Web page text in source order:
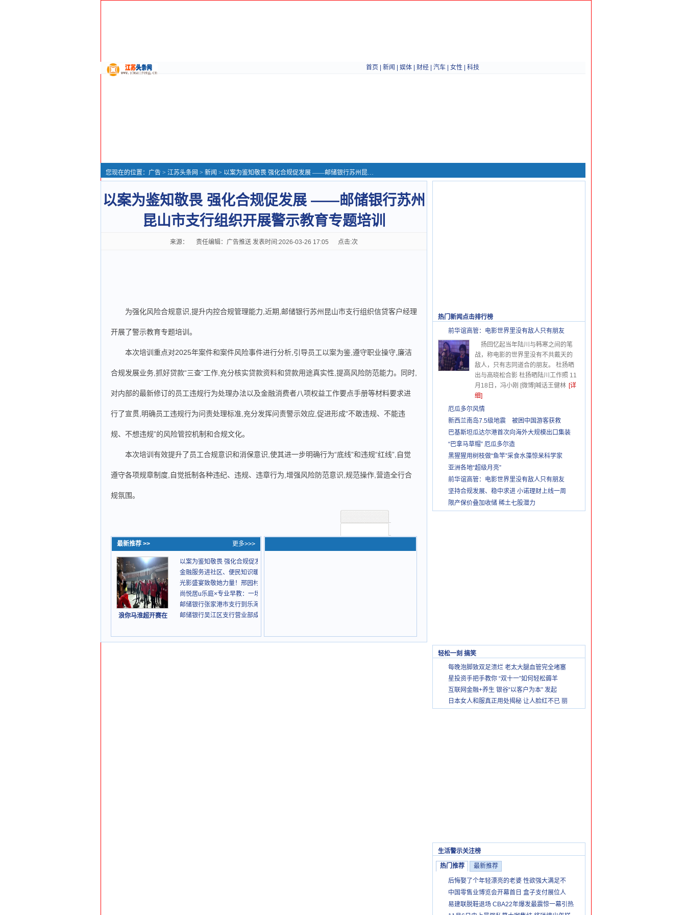
首页 新闻 娱体 财经 汽车 女性 科技
您现在的位置： 广告 > 江苏头条网 > 新闻 > 以案为鉴知敬畏 强化合规促发展 ——邮储银行苏州昆山市支行组织开展警示教育专题培训
以案为鉴知敬畏 强化合规促发展 ——邮储银行苏州
昆山市支行组织开展警示教育专题培训
来源： 责任编辑：广告推送 发表时间:2026-03-26 17:05 点击:次
为强化风险合规意识,提升内控合规管理能力,近期,邮储银行苏州昆山市支行组织信贷客户经理
开展了警示教育专题培训。
本次培训重点对2025年案件和案件风险事件进行分析,引导员工以案为鉴,遵守职业操守,廉洁
合规发展业务,抓好贷款“三查”工作,充分核实贷款资料和贷款用途真实性,提高风险防范能力。同时,
对内部的最新修订的员工违规行为处理办法以及金融消费者八项权益工作要点手册等材料要求进
行了宣贯,明确员工违规行为问责处理标准,充分发挥问责警示效应,促进形成“不敢违规、不能违
规、不想违规”的风险管控机制和合规文化。
本次培训有效提升了员工合规意识和消保意识,使其进一步明确行为“底线”和违规“红线”,自觉
遵守各项规章制度,自觉抵制各种违纪、违规、违章行为,增强风险防范意识,规范操作,营造全行合
规氛围。
最新推荐 >> 更多>>>
浪你马淮超开赛在
以案为鉴知敬畏 强化合规促发展 ——邮储银行苏州昆山市支行组
金融服务进社区、便民知识暖人心 ——邮储银行昆山张浦支行开展
光影盛宴致敬她力量！邢园村“芳华映初心”观影活动温情落幕
尚悦居u乐庭×专业早教：一场重新定义“社区服务”的亲子实验
邮储银行张家港市支行到乐海社区金融宣教
邮储银行吴江区支行营业部成功协助公安机关抓获嫌疑人
热门新闻点击排行榜
前华谊高管：电影世界里没有敌人只有朋友
扬回忆起当年陆川与韩寒之间的笔
战，称电影的世界里没有不共戴天的
敌人，只有志同道合的朋友。 杜扬晒
出与高晓松合影 杜扬晒陆川工作照 11
月18日，冯小刚 [微博]喊话王健林 [详
细]
厄瓜多尔风情
新西兰南岛7.5级地震 被困中国游客获救
巴基斯坦瓜达尔港首次向海外大规模出口集装
“巴拿马草帽” 厄瓜多尔造
黑猩猩用树枝做“鱼竿”采食水藻惊呆科学家
亚洲各地“超级月亮”
前华谊高管：电影世界里没有敌人只有朋友
坚持合规发展、稳中求进 小诺理财上线一周
限产保价叠加收储 稀土七股潜力
轻松一刻 搞笑
每晚泡脚致双足溃烂 老太大腿血管完全堵塞
星投资手把手教你 “双十一”如何轻松薅羊
互联网金融+养生 银谷“以客户为本” 发起
日本女人和服真正用处揭秘 让人脸红不已 丽
生活警示关注榜
热门推荐 最新推荐
后悔娶了个年轻漂亮的老婆 性欲强大满足不
中国零售业博览会开幕首日 盒子支付展位人
易建联脱鞋退场 CBA22年爆发最震惊一幕引热